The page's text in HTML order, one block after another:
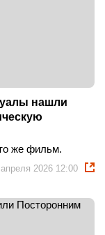
нашли
же фильм.
2026 12:00